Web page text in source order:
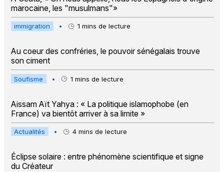
marocaine, les "musulmans"»
immigration • 1 mins de lecture
Au coeur des confréries, le pouvoir sénégalais trouve
son ciment
Soufisme • 1 mins de lecture
Aissam Aït Yahya : « La politique islamophobe (en
France) va bientôt arriver à sa limite »
Actualités • 4 mins de lecture
Éclipse solaire : entre phénomène scientifique et signe
du Créateur